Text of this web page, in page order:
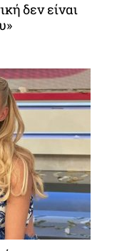
δεν είναι